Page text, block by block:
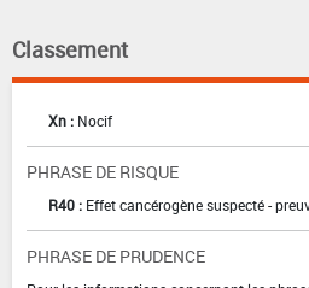
Classement
Xn : Nocif
PHRASE DE RISQUE
R40 : Effet cancérogène suspecté -
PHRASE DE PRUDENCE